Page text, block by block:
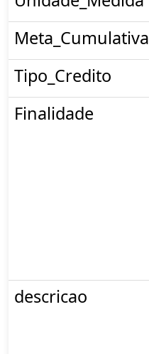
Meta_Cumulativa
Tipo_Credito
Finalidade
descricao